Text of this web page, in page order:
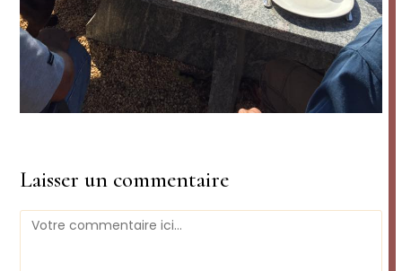
Laisser un commentaire
Comment